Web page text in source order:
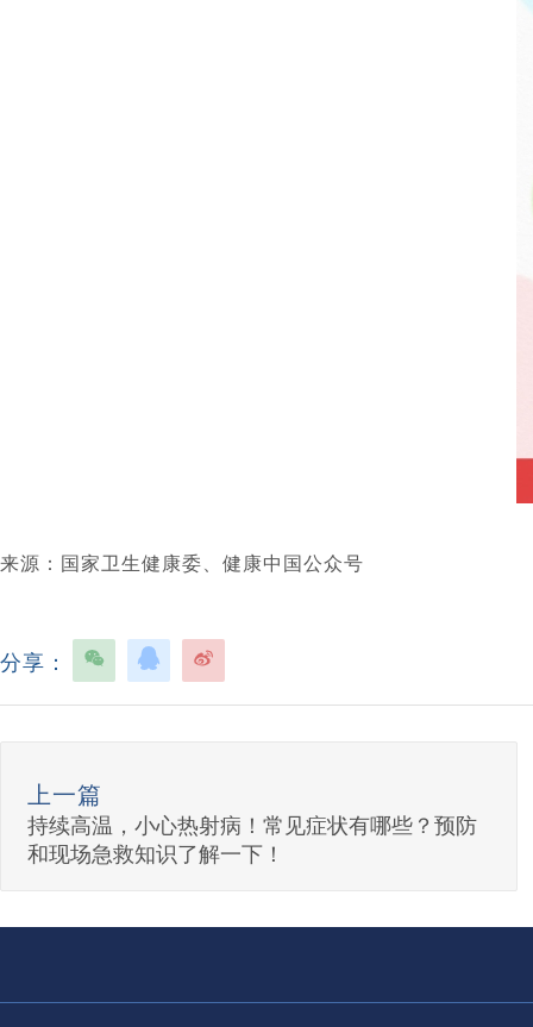
来源：国家卫生健康委、健康中国公众号
分享：
上一篇
持续高温，小心热射病！常见症状有哪些？预防
和现场急救知识了解一下！